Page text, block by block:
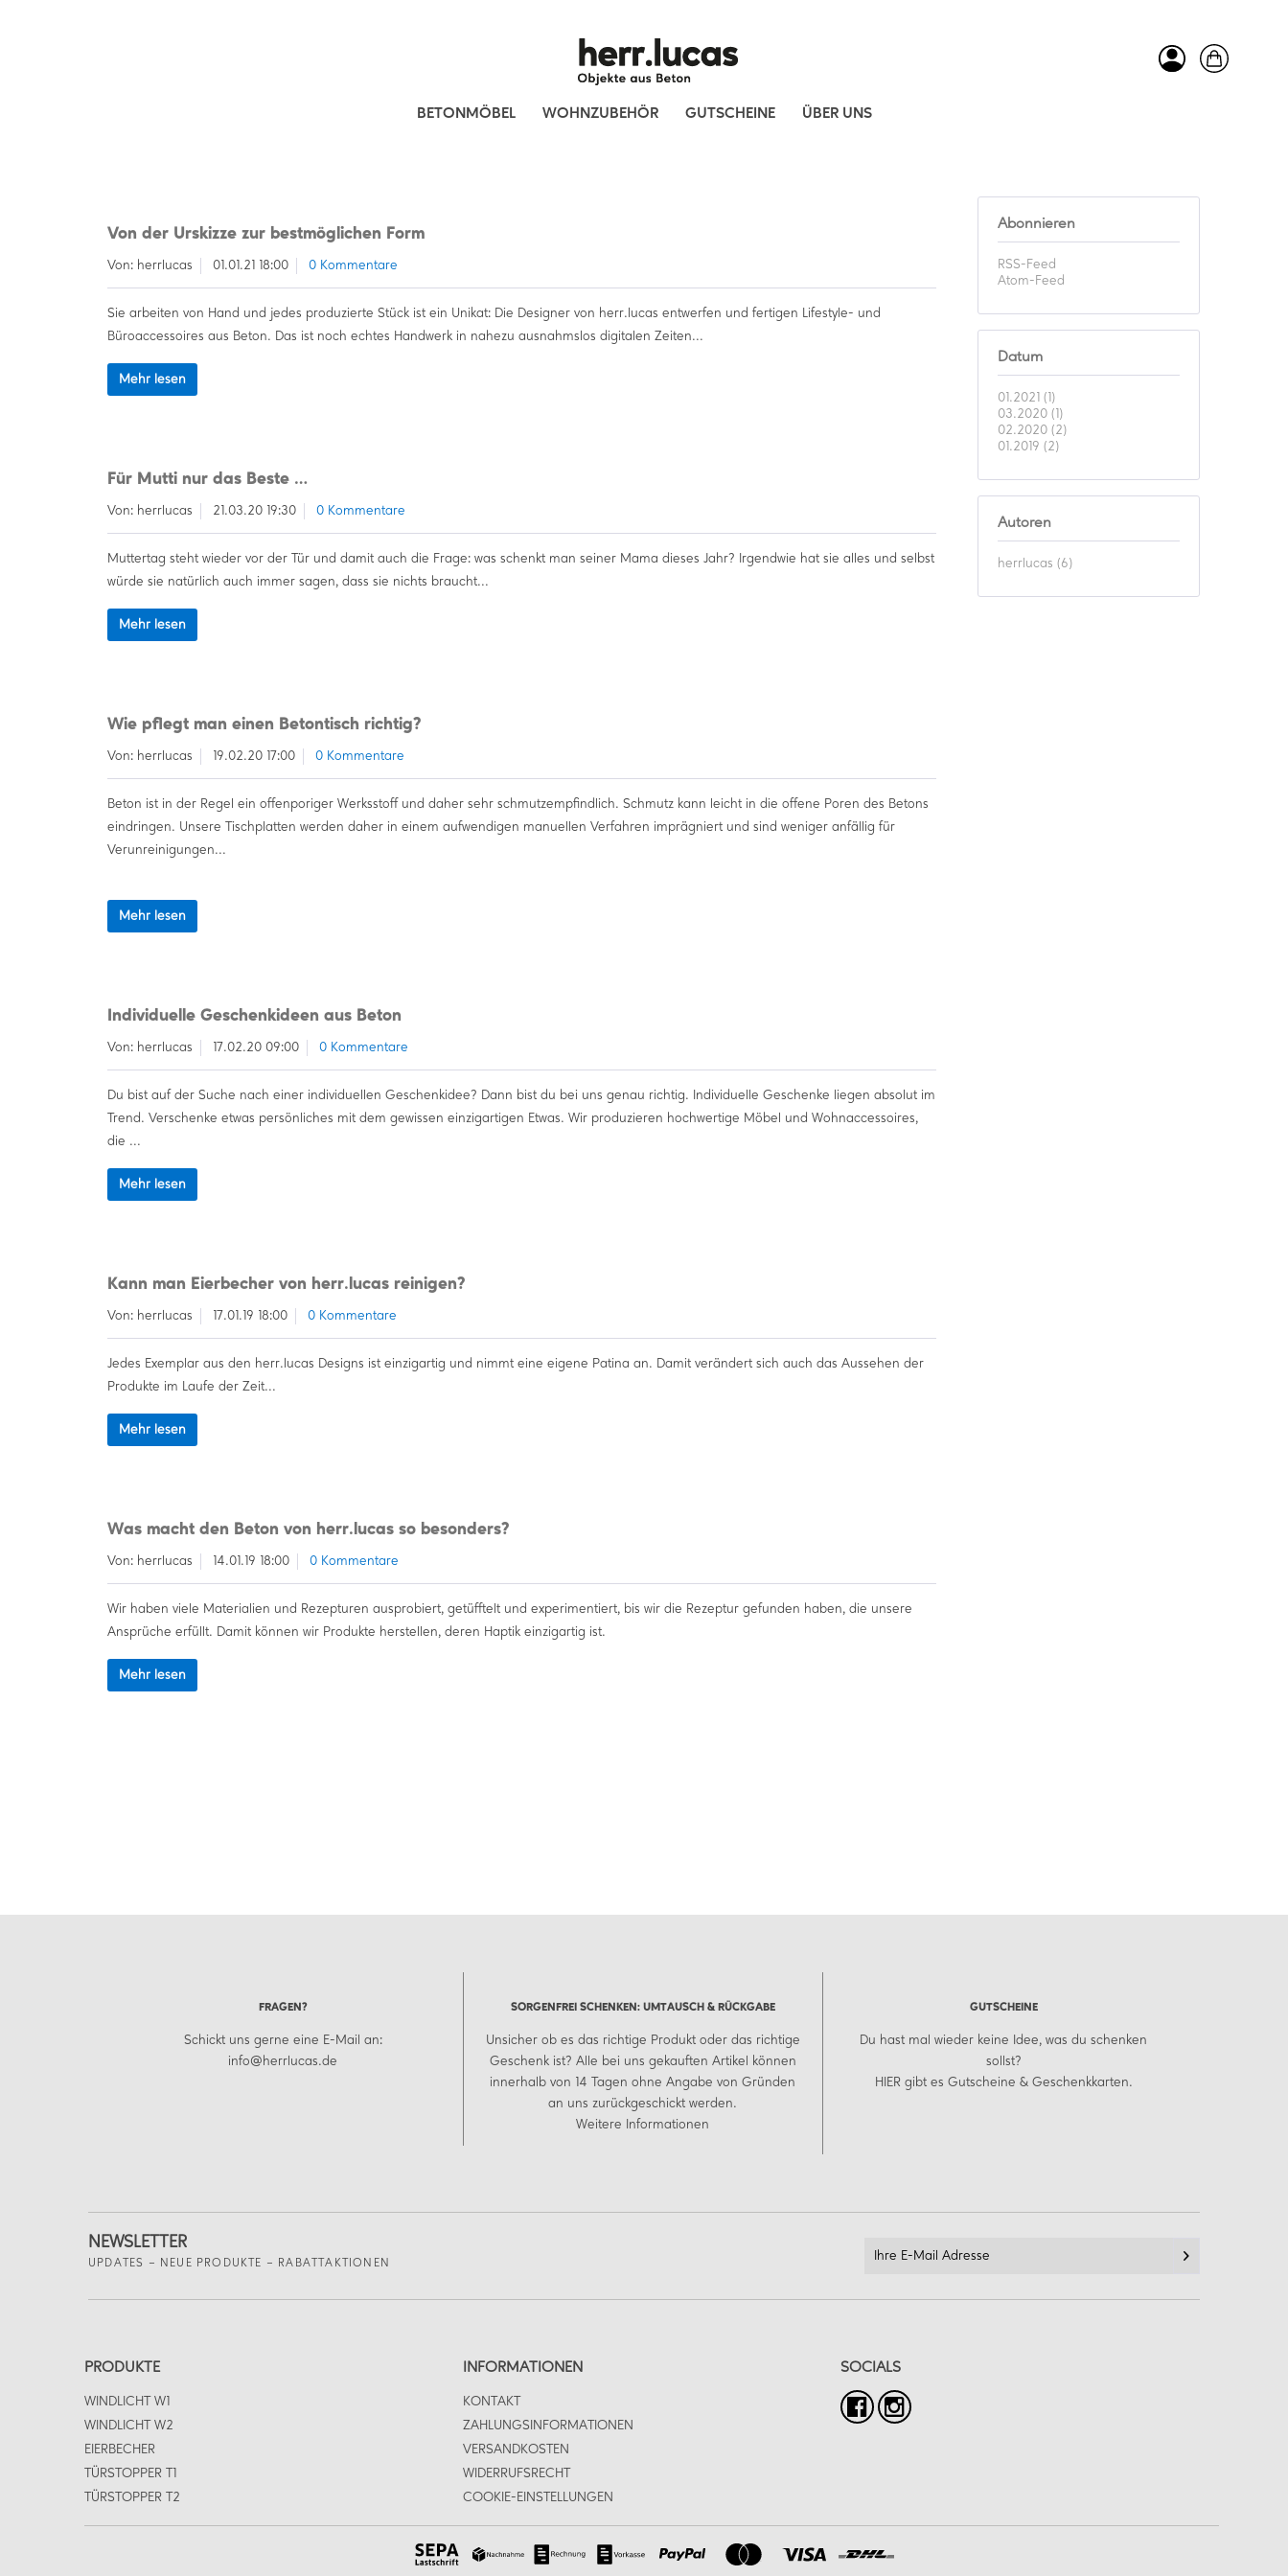
BETONMÖBEL WOHNZUBEHÖR GUTSCHEINE ÜBER UNS
Abonnieren
RSS-Feed
Atom-Feed
Datum
01.2021 (1)
03.2020 (1)
02.2020 (2)
01.2019 (2)
Autoren
herrlucas (6)
Von der Urskizze zur bestmöglichen Form
Von: herrlucas 01.01.21 18:00 0 Kommentare
Sie arbeiten von Hand und jedes produzierte Stück ist ein Unikat: Die Designer von herr.lucas entwerfen und fertigen Lifestyle- und
Büroaccessoires aus Beton. Das ist noch echtes Handwerk in nahezu ausnahmslos digitalen Zeiten...
Mehr lesen
Für Mutti nur das Beste …
Von: herrlucas 21.03.20 19:30 0 Kommentare
Muttertag steht wieder vor der Tür und damit auch die Frage: was schenkt man seiner Mama dieses Jahr? Irgendwie hat sie alles und selbst
würde sie natürlich auch immer sagen, dass sie nichts braucht...
Mehr lesen
Wie pflegt man einen Betontisch richtig?
Von: herrlucas 19.02.20 17:00 0 Kommentare
Beton ist in der Regel ein offenporiger Werksstoff und daher sehr schmutzempfindlich. Schmutz kann leicht in die offene Poren des Betons
eindringen. Unsere Tischplatten werden daher in einem aufwendigen manuellen Verfahren imprägniert und sind weniger anfällig für
Verunreinigungen...
Mehr lesen
Individuelle Geschenkideen aus Beton
Von: herrlucas 17.02.20 09:00 0 Kommentare
Du bist auf der Suche nach einer individuellen Geschenkidee? Dann bist du bei uns genau richtig. Individuelle Geschenke liegen absolut im
Trend. Verschenke etwas persönliches mit dem gewissen einzigartigen Etwas. Wir produzieren hochwertige Möbel und Wohnaccessoires,
die ...
Mehr lesen
Kann man Eierbecher von herr.lucas reinigen?
Von: herrlucas 17.01.19 18:00 0 Kommentare
Jedes Exemplar aus den herr.lucas Designs ist einzigartig und nimmt eine eigene Patina an. Damit verändert sich auch das Aussehen der
Produkte im Laufe der Zeit...
Mehr lesen
Was macht den Beton von herr.lucas so besonders?
Von: herrlucas 14.01.19 18:00 0 Kommentare
Wir haben viele Materialien und Rezepturen ausprobiert, getüfftelt und experimentiert, bis wir die Rezeptur gefunden haben, die unsere
Ansprüche erfüllt. Damit können wir Produkte herstellen, deren Haptik einzigartig ist.
Mehr lesen
FRAGEN?
Schickt uns gerne eine E-Mail an:
info@herrlucas.de
SORGENFREI SCHENKEN: UMTAUSCH & RÜCKGABE
Unsicher ob es das richtige Produkt oder das richtige
Geschenk ist? Alle bei uns gekauften Artikel können
innerhalb von 14 Tagen ohne Angabe von Gründen
an uns zurückgeschickt werden.
Weitere Informationen
GUTSCHEINE
Du hast mal wieder keine Idee, was du schenken
sollst?
HIER gibt es Gutscheine & Geschenkkarten.
NEWSLETTER
UPDATES – NEUE PRODUKTE – RABATTAKTIONEN
PRODUKTE
WINDLICHT W1
WINDLICHT W2
EIERBECHER
TÜRSTOPPER T1
TÜRSTOPPER T2
INFORMATIONEN
KONTAKT
ZAHLUNGSINFORMATIONEN
VERSANDKOSTEN
WIDERRUFSRECHT
COOKIE-EINSTELLUNGEN
SOCIALS